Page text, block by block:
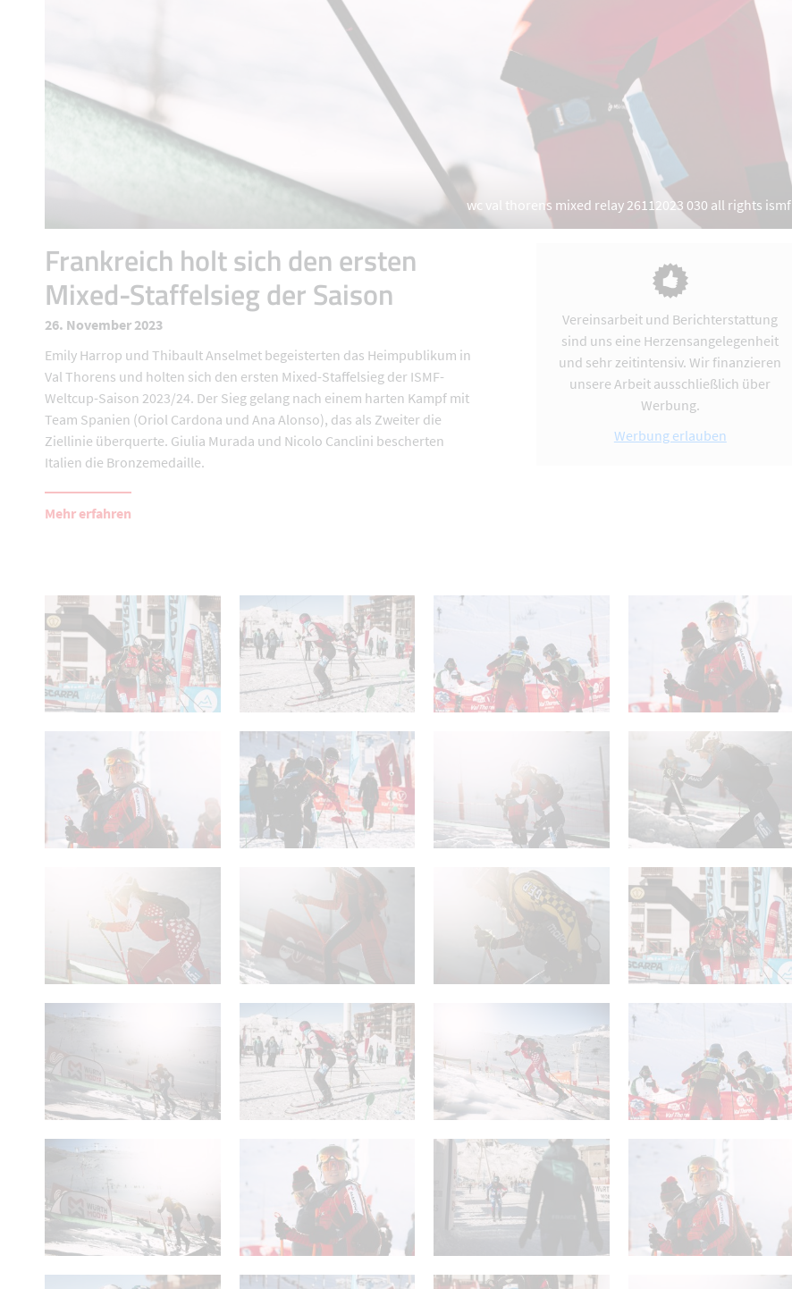
wc val thorens mixed relay 26112023 030 all rights ismf
Frankreich holt sich den ersten
Mixed-Staffelsieg der Saison
26. November 2023
Emily Harrop und Thibault Anselmet begeisterten das Heimpublikum in
Val Thorens und holten sich den ersten Mixed-Staffelsieg der ISMF-
Weltcup-Saison 2023/24. Der Sieg gelang nach einem harten Kampf mit
Team Spanien (Oriol Cardona und Ana Alonso), das als Zweiter die
Ziellinie überquerte. Giulia Murada und Nicolo Canclini bescherten
Italien die Bronzemedaille.
Mehr erfahren
Vereinsarbeit und Berichterstattung
sind uns eine Herzensangelegenheit
und sehr zeitintensiv. Wir finanzieren
unsere Arbeit ausschließlich über
Werbung.
Werbung erlauben